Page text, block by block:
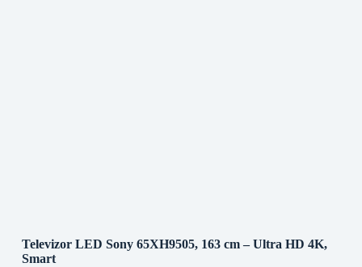
Televizor LED Sony 65XH9505, 163 cm – Ultra HD 4K,
Smart